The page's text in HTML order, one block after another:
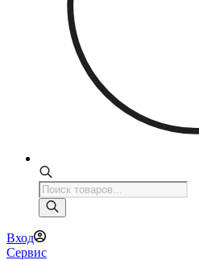
Поиск
товаров
Вход
Сервис